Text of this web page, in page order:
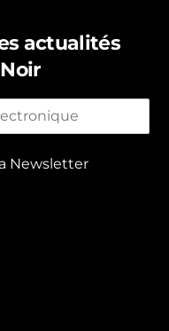
actualités
Newsletter